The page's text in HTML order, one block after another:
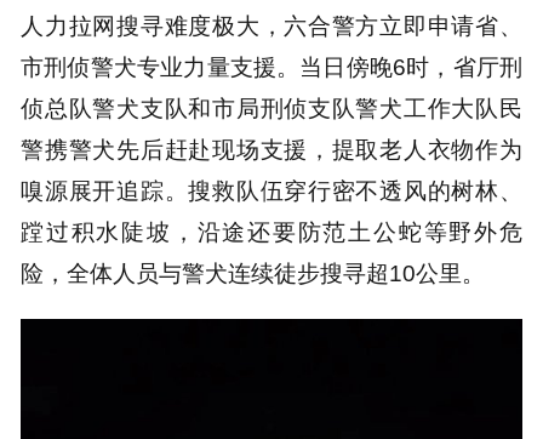
人力拉网搜寻难度极大，六合警方立即申请省、
市刑侦警犬专业力量支援。当日傍晚6时，省厅刑
侦总队警犬支队和市局刑侦支队警犬工作大队民
警携警犬先后赶赴现场支援，提取老人衣物作为
嗅源展开追踪。搜救队伍穿行密不透风的树林、
蹚过积水陡坡，沿途还要防范土公蛇等野外危
险，全体人员与警犬连续徒步搜寻超10公里。